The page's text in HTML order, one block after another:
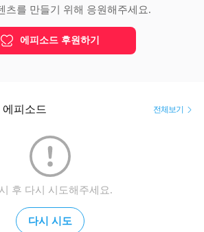
츠를 만들기 위해 응원해주세요.
에피소드 후원하기
피소드 전체보기
후 다시 시도해주세요.
다시 시도